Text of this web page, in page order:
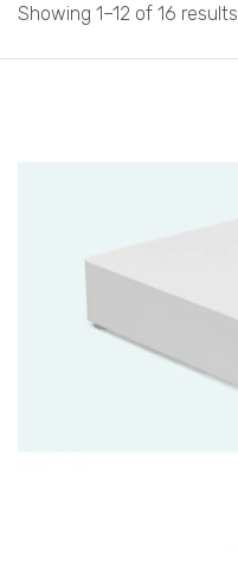
Showing 1–12 of 16 results